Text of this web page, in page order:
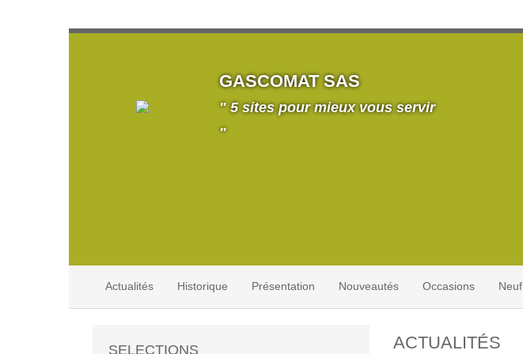
GASCOMAT SAS
" 5 sites pour mieux vous servir
"
Actualités Historique Présentation Nouveautés Occasions Neuf
ACTUALITÉS
SELECTIONS